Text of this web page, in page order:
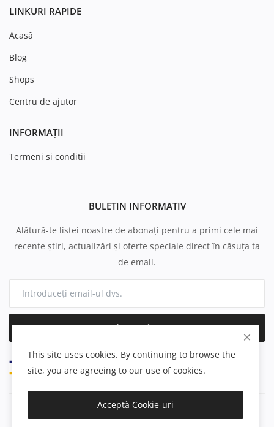
LINKURI RAPIDE
Acasă
Blog
Shops
Centru de ajutor
INFORMAȚII
Termeni si conditii
BULETIN INFORMATIV
Alătură-te listei noastre de abonați pentru a primi cele mai
recente știri, actualizări și oferte speciale direct în căsuța ta
de email.
Abonează-te
Copyright 2025 e-farmacia.ro - All Rights Reserved
This site uses cookies. By continuing to browse the
site, you are agreeing to our use of cookies.
Acceptă Cookie-uri